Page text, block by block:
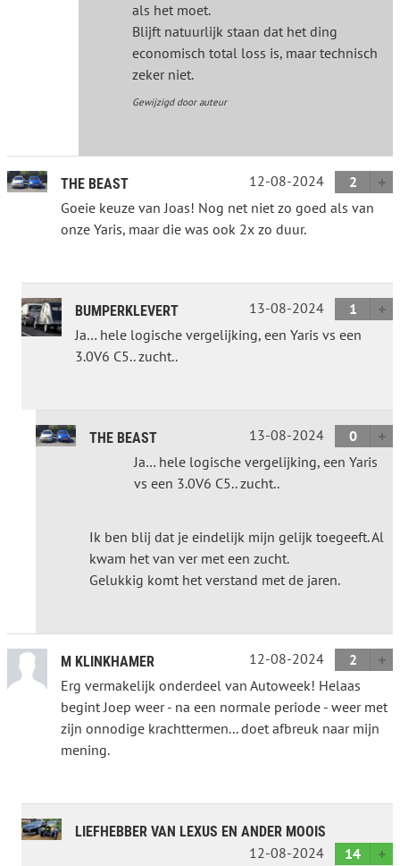
als het moet.
Blijft natuurlijk staan dat het ding
economisch total loss is, maar technisch
zeker niet.
Gewijzigd door auteur
THE BEAST 12-08-2024
2
Goeie keuze van Joas! Nog net niet zo goed als van
onze Yaris, maar die was ook 2x zo duur.
BUMPERKLEVERT 13-08-2024
1
Ja… hele logische vergelijking, een Yaris vs een
3.0V6 C5.. zucht..
THE BEAST 13-08-2024
0
Ja… hele logische vergelijking, een Yaris
vs een 3.0V6 C5.. zucht..
Ik ben blij dat je eindelijk mijn gelijk toegeeft. Al
kwam het van ver met een zucht.
Gelukkig komt het verstand met de jaren.
M KLINKHAMER 12-08-2024
2
Erg vermakelijk onderdeel van Autoweek! Helaas
begint Joep weer - na een normale periode - weer met
zijn onnodige krachttermen... doet afbreuk naar mijn
mening.
LIEFHEBBER VAN LEXUS EN ANDER MOOIS
12-08-2024
14